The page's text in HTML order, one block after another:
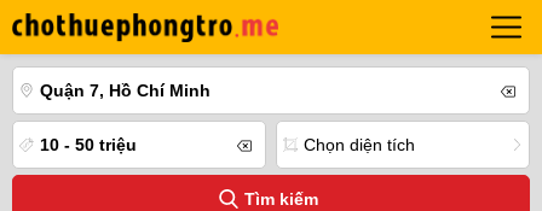
Quận 7, Hồ Chí Minh
10 - 50 triệu Chọn diện tích
Tìm kiếm